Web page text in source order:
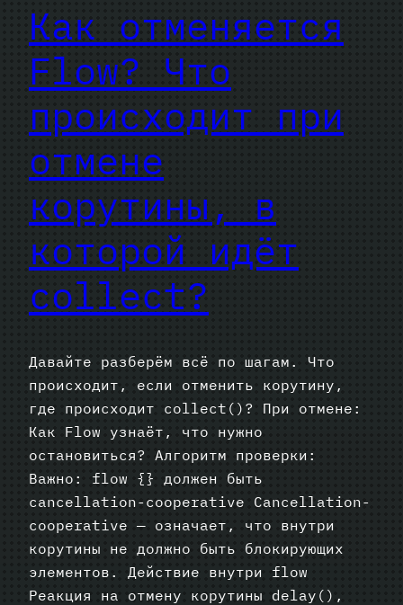
Как отменяется
Flow? Что
происходит при
отмене
корутины, в
которой идёт
collect?
Давайте разберём всё по шагам. Что
происходит, если отменить корутину,
где происходит collect()? При отмене:
Как Flow узнаёт, что нужно
остановиться? Алгоритм проверки:
Важно: flow {} должен быть
cancellation-cooperative Сancellation-
cooperative — означает, что внутри
корутины не должно быть блокирующих
элементов. Действие внутри flow
Реакция на отмену корутины delay(),